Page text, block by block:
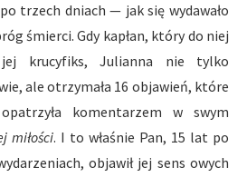
trzech dniach — jak się wydawało
śmierci. Gdy kapłan, który do niej
jej krucyfiks, Julianna nie tylko
ale otrzymała 16 objawień, które
komentarzem w swym
miłości. I to właśnie Pan, 15 lat po
objawił jej sens owych